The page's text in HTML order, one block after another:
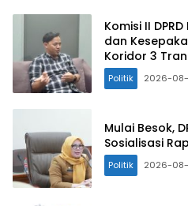
Komisi II
dan
Koridor 3
Politik 2026-
Mulai Besok,
Sosialisasi
Politik 2026-